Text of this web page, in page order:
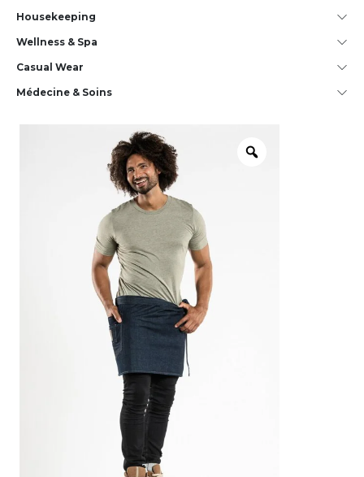
House­keeping
Wellness & Spa
Casual Wear
Médecine & Soins